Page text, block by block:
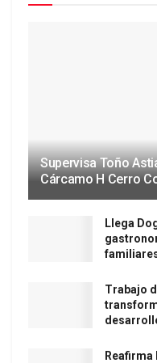
Supervisa Toño
Cárcamo H Cerro
Llega
Trabajo